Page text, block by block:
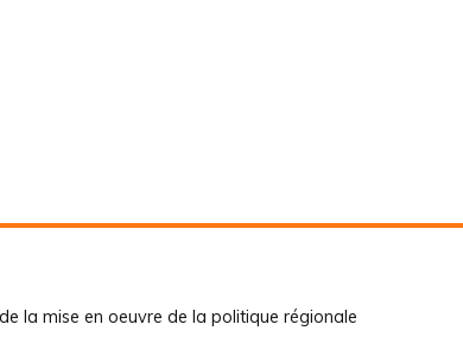
la mise en oeuvre de la politique régionale